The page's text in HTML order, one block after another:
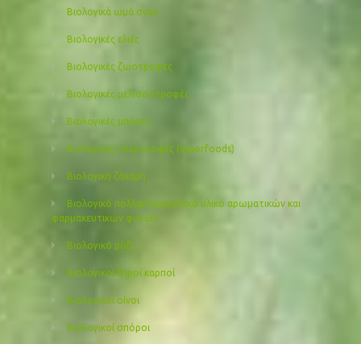
Βιολογικά ωμά σνακ
Βιολογικές ελιές
Βιολογικές ζωοτροφές
Βιολογικές μελισσοτροφές
Βιολογικές μπύρες
Βιολογικές υπερτροφές (superfoods)
Βιολογική ζάχαρη
Βιολογικό πολλαπλασιαστικό υλικό αρωματικών και
φαρμακευτικών φυτών
Βιολογικό ρύζι
Βιολογικοί ξηροί καρποί
Βιολογικοί οίνοι
Βιολογικοί σπόροι